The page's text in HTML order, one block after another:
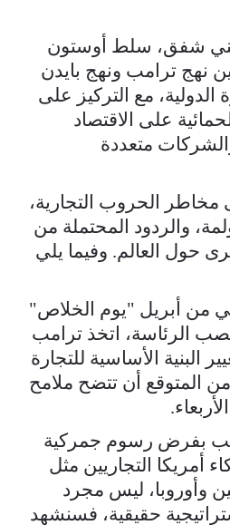
شفق، سلط أوستون
نهج ترامب ونهج بايدن
الدولية، مع التركيز على
على الاقتصاد
متعددة
الحروب التجارية،
والردود المحتملة من
حول العالم. وفيما يلي
من أبريل "يوم الخلاص"
الرئاسة، اتخذ ترامب
البنية الأساسية للتجارة
المتوقع أن تتضح ملامح
بفرض رسوم جمركية
أمريكا التجاريين مثل
وأوروبا، ليس مجرد
حقيقية، فسنشهد